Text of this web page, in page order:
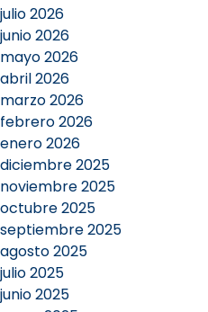
julio 2026
junio 2026
mayo 2026
abril 2026
marzo 2026
febrero 2026
enero 2026
diciembre 2025
noviembre 2025
octubre 2025
septiembre 2025
agosto 2025
julio 2025
junio 2025